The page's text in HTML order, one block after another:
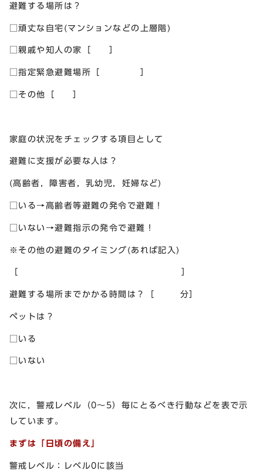
避難する場所は？
□頑丈な自宅(マンションなどの上層階)
□親戚や知人の家［ ］
□指定緊急避難場所［ ］
□その他［ ］
家庭の状況をチェックする項目として
避難に支援が必要な人は？
(高齢者，障害者，乳幼児，妊婦など)
□いる→高齢者等避難の発令で避難！
□いない→避難指示の発令で避難！
※その他の避難のタイミング(あれば記入)
［ ］
避難する場所までかかる時間は？［ 分］
ペットは？
□いる
□いない
次に，警戒レベル（0～5）毎にとるべき行動などを表で示
しています。
まずは「日頃の備え」
警戒レベル：レベル0に該当